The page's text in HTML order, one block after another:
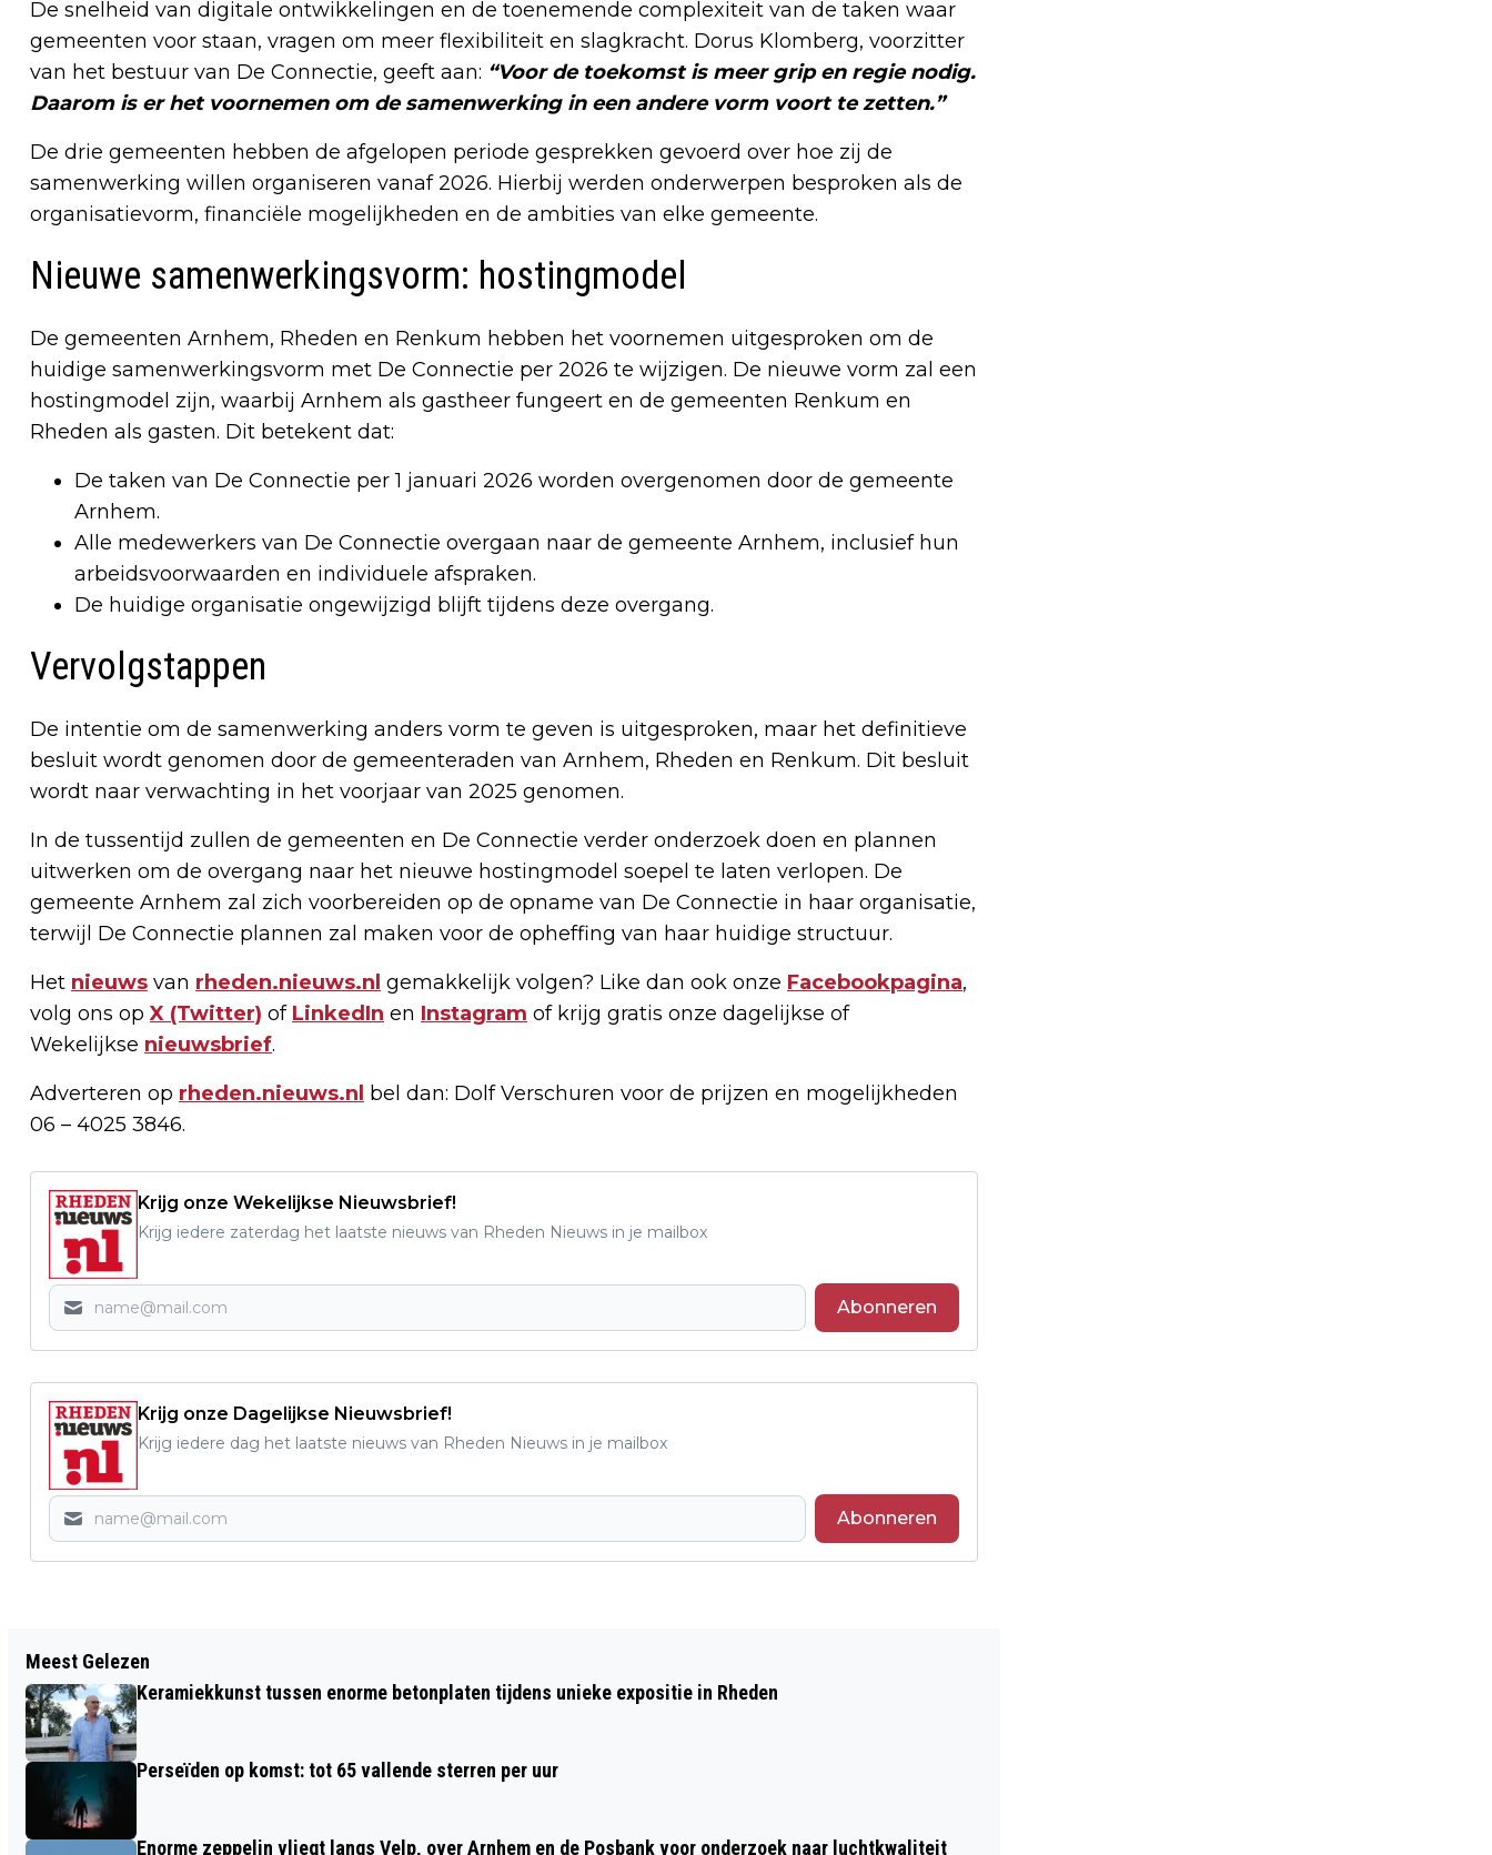
De snelheid van digitale ontwikkelingen en de toenemende complexiteit van de taken waar
gemeenten voor staan, vragen om meer flexibiliteit en slagkracht. Dorus Klomberg, voorzitter
van het bestuur van De Connectie, geeft aan: “Voor de toekomst is meer grip en regie nodig.
Daarom is er het voornemen om de samenwerking in een andere vorm voort te zetten.”
De drie gemeenten hebben de afgelopen periode gesprekken gevoerd over hoe zij de
samenwerking willen organiseren vanaf 2026. Hierbij werden onderwerpen besproken als de
organisatievorm, financiële mogelijkheden en de ambities van elke gemeente.
Nieuwe samenwerkingsvorm: hostingmodel
De gemeenten Arnhem, Rheden en Renkum hebben het voornemen uitgesproken om de
huidige samenwerkingsvorm met De Connectie per 2026 te wijzigen. De nieuwe vorm zal een
hostingmodel zijn, waarbij Arnhem als gastheer fungeert en de gemeenten Renkum en
Rheden als gasten. Dit betekent dat:
De taken van De Connectie per 1 januari 2026 worden overgenomen door de gemeente
Arnhem.
Alle medewerkers van De Connectie overgaan naar de gemeente Arnhem, inclusief hun
arbeidsvoorwaarden en individuele afspraken.
De huidige organisatie ongewijzigd blijft tijdens deze overgang.
Vervolgstappen
De intentie om de samenwerking anders vorm te geven is uitgesproken, maar het definitieve
besluit wordt genomen door de gemeenteraden van Arnhem, Rheden en Renkum. Dit besluit
wordt naar verwachting in het voorjaar van 2025 genomen.
In de tussentijd zullen de gemeenten en De Connectie verder onderzoek doen en plannen
uitwerken om de overgang naar het nieuwe hostingmodel soepel te laten verlopen. De
gemeente Arnhem zal zich voorbereiden op de opname van De Connectie in haar organisatie,
terwijl De Connectie plannen zal maken voor de opheffing van haar huidige structuur.
Het nieuws van rheden.nieuws.nl gemakkelijk volgen? Like dan ook onze Facebookpagina,
volg ons opX (Twitter) of LinkedIn en Instagram of krijg gratis onze dagelijkse of
Wekelijkse nieuwsbrief.
Adverteren op rheden.nieuws.nl bel dan: Dolf Verschuren voor de prijzen en mogelijkheden
06 – 4025 3846.
Krijg onze Wekelijkse Nieuwsbrief!
Krijg iedere zaterdag het laatste nieuws van Rheden Nieuws in je mailbox
Abonneren
Krijg onze Dagelijkse Nieuwsbrief!
Krijg iedere dag het laatste nieuws van Rheden Nieuws in je mailbox
Abonneren
HERDENKING OP 25 OKTOBER:
FUSILLADE JOODSE ARNHEMMERS IN
VELP
BETAALPAS, CREDITCARD OF MOBIELE
Meest Gelezen
Keramiekkunst tussen enorme betonplaten tijdens unieke expositie in Rheden
Perseïden op komst: tot 65 vallende sterren per uur
Enorme zeppelin vliegt langs Velp, over Arnhem en de Posbank voor onderzoek naar luchtkwaliteit